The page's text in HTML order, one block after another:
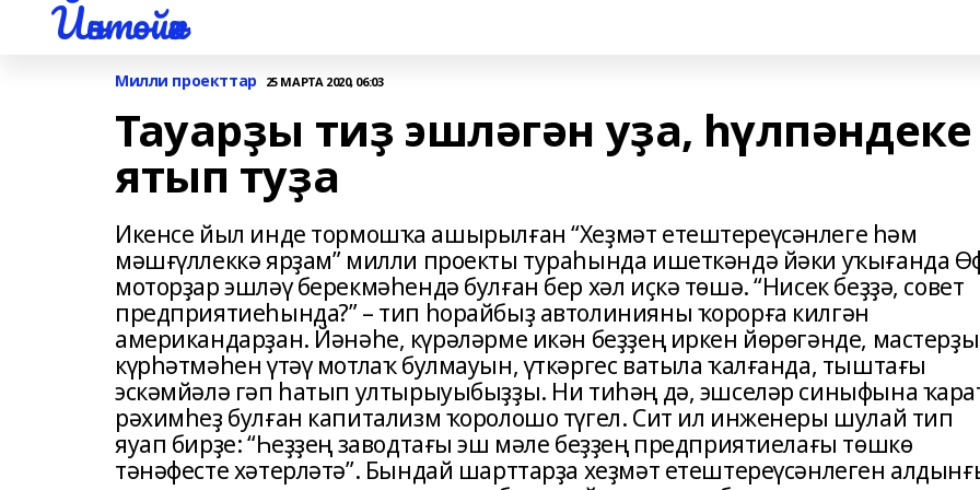
Йәнтөйәк
Милли проекттар 25 МАРТА 2020, 06:03
Тауарҙы тиҙ эшләгән уҙа, һүлпәндеке
ятып туҙа
Икенсе йыл инде тормошҡа ашырылған “Хеҙмәт етештереүсәнлеге һәм
мәшғүллеккә ярҙам” милли проекты тураһында ишеткәндә йәки уҡығанда
моторҙар эшләү берекмәһендә булған бер хәл иҫкә төшә. “Нисек беҙҙә, совет
предприятиеһында?” – тип һорайбыҙ автолинияны ҡорорға килгән
американдарҙан. Йәнәһе, күрәләрме икән беҙҙең иркен йөрөгәнде,
күрһәтмәһен үтәү мотлаҡ булмауын, үткәргес ватыла ҡалғанда, тыштағы
эскәмйәлә гәп һатып ултырыуыбыҙҙы. Ни тиһәң дә, эшселәр синыфына
рәхимһеҙ булған капитализм ҡоролошо түгел. Сит ил инженеры шулай тип
яуап бирҙе: “Һеҙҙең заводтағы эш мәле беҙҙең предприятиелағы төшкө
тәнәфесте хәтерләтә”. Бындай шарттарҙа хеҙмәт етештереүсәнлеген